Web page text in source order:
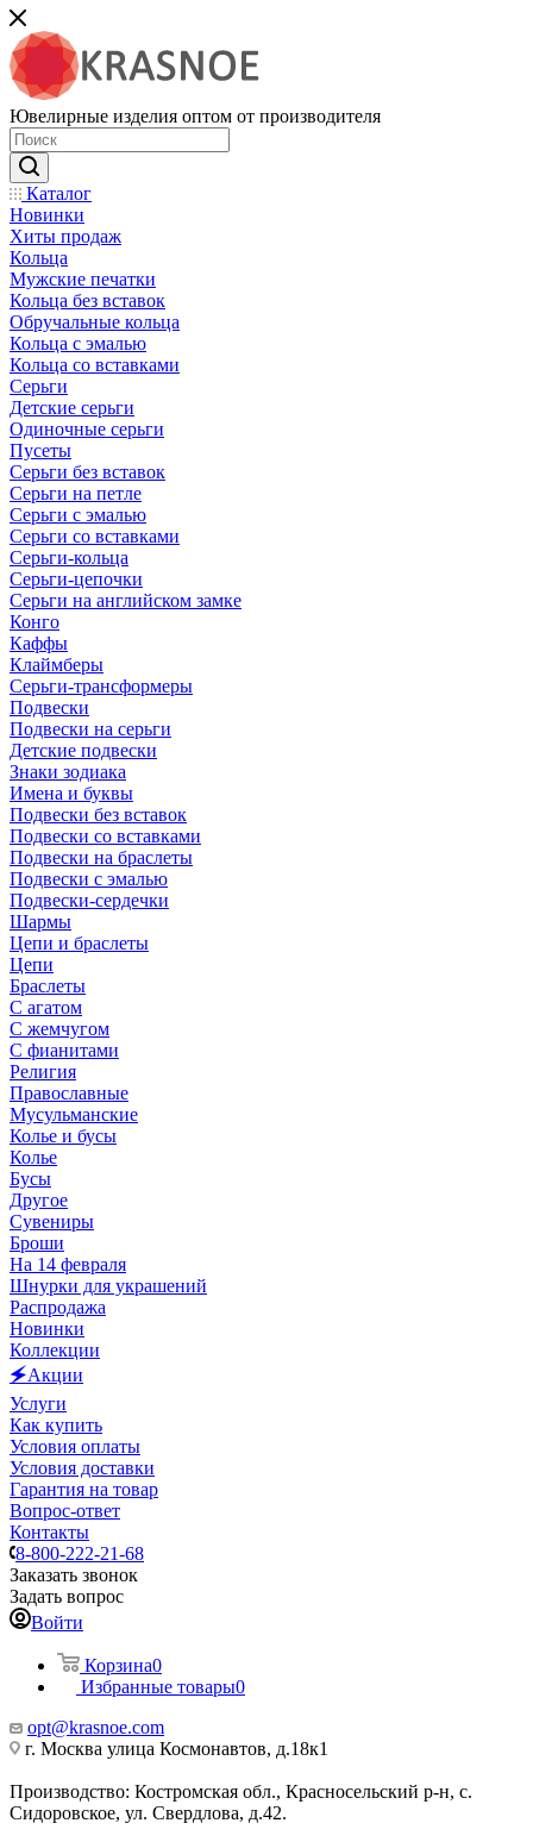
Ювелирные изделия оптом от производителя
Каталог
Новинки
Хиты продаж
Кольца
Мужские печатки
Кольца без вставок
Обручальные кольца
Кольца с эмалью
Кольца со вставками
Серьги
Детские серьги
Одиночные серьги
Пусеты
Серьги без вставок
Серьги на петле
Серьги с эмалью
Серьги со вставками
Серьги-кольца
Серьги-цепочки
Серьги на английском замке
Конго
Каффы
Клаймберы
Серьги-трансформеры
Подвески
Подвески на серьги
Детские подвески
Знаки зодиака
Имена и буквы
Подвески без вставок
Подвески со вставками
Подвески на браслеты
Подвески с эмалью
Подвески-сердечки
Шармы
Цепи и браслеты
Цепи
Браслеты
С агатом
С жемчугом
С фианитами
Религия
Православные
Мусульманские
Колье и бусы
Колье
Бусы
Другое
Сувениры
Броши
На 14 февраля
Шнурки для украшений
Распродажа
Новинки
Коллекции
🗲Акции
Услуги
Как купить
Условия оплаты
Условия доставки
Гарантия на товар
Вопрос-ответ
Контакты
8-800-222-21-68
Заказать звонок
Задать вопрос
Войти
Корзина0
Избранные товары0
opt@krasnoe.com
г. Москва улица Космонавтов, д.18к1
Производство: Костромская обл., Красносельский р-н, с.
Сидоровское, ул. Свердлова, д.42.